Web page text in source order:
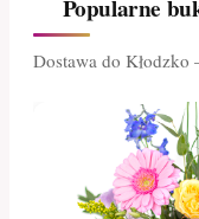
Popularne
Dostawa do Kłodzko